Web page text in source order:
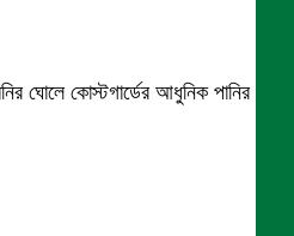
ঘোলে কোস্টগার্ডের আধুনিক পানির